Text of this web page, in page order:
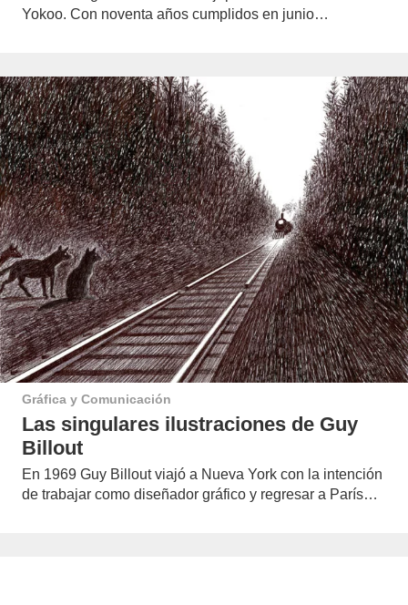
Yokoo. Con noventa años cumplidos en junio…
Gráfica y Comunicación
Las singulares ilustraciones de Guy
Billout
En 1969 Guy Billout viajó a Nueva York con la intención
de trabajar como diseñador gráfico y regresar a París…